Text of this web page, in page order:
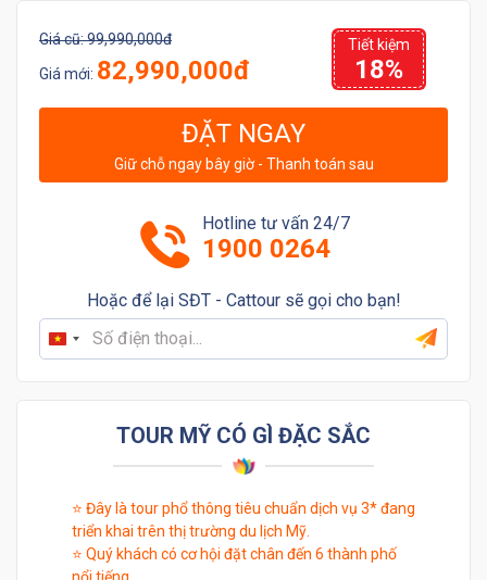
TOUR MỸ CÓ GÌ ĐẶC SẮC
⭐ Đây là tour phổ thông tiêu chuẩn dịch vụ 3* đang
triển khai trên thị trường du lịch Mỹ.
⭐ Quý khách có cơ hội đặt chân đến 6 thành phố
nổi tiếng.
Giá cũ:99,990,000đ
Giá mới: 82,990,000đ
Tiết kiệm
18%
ĐẶT NGAY
Giữ chỗ ngay bây giờ - Thanh toán sau
Hotline tư vấn 24/7
1900 0264
Hoặc để lại SĐT - Cattour sẽ gọi cho bạn!
Vietnam